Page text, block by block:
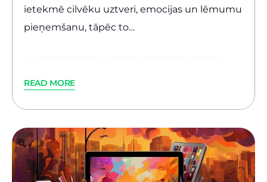
ietekmē cilvēku uztveri, emocijas un lēmumu
pieņemšanu, tāpēc to…
READ MORE